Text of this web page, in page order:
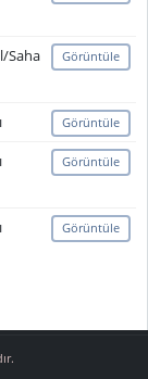
Saha Görüntüle
Görüntüle
Görüntüle
Görüntüle